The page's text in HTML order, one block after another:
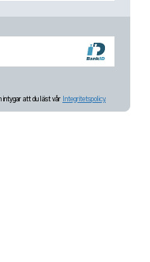
intygar att du läst vår Integritetspolicy.